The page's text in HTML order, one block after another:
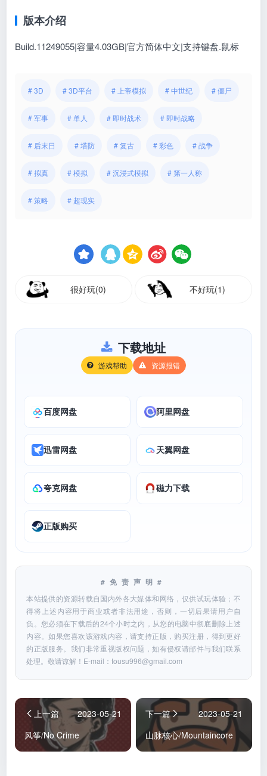
版本介绍
Build.11249055|容量4.03GB|官方简体中文|支持键盘.鼠标
# 3D # 3D平台 # 上帝模拟 # 中世纪 # 僵尸
# 军事 # 单人 # 即时战术 # 即时战略
# 后末日 # 塔防 # 复古 # 彩色 # 战争
# 拟真 # 模拟 # 沉浸式模拟 # 第一人称
# 策略 # 超现实
很好玩(0) 不好玩(1)
下载地址
游戏帮助 资源报错
百度网盘 阿里网盘
迅雷网盘 天翼网盘
夸克网盘 磁力下载
正版购买
#免责声明#
本站提供的资源转载自国内外各大媒体和网络，仅供试玩体验；不
得将上述内容用于商业或者非法用途，否则，一切后果请用户自
负。您必须在下载后的24个小时之内，从您的电脑中彻底删除上述
内容。如果您喜欢该游戏内容，请支持正版，购买注册，得到更好
的正版服务。我们非常重视版权问题，如有侵权请邮件与我们联系
处理。敬请谅解！E-mail：tousu996@gmail.com
上一篇
2023-05-21
风筝/No Crime
下一篇
2023-05-21
山脉核心/Mountaincore